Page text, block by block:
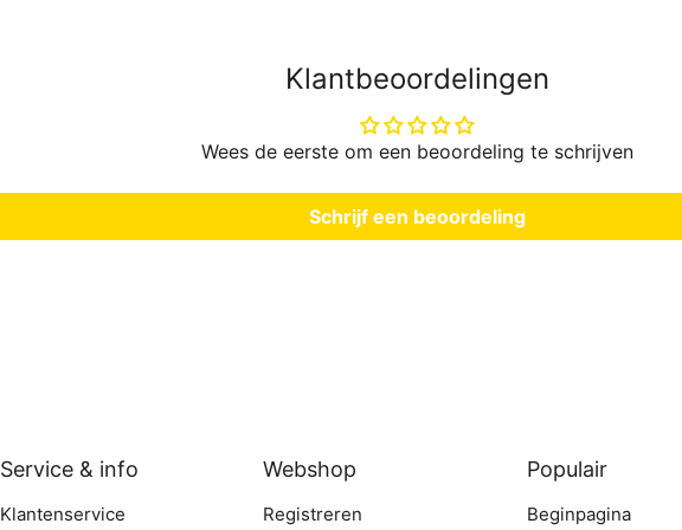
Klantbeoordelingen
Wees de eerste om een beoordeling te schrijven
Schrijf een beoordeling
Service & info
Klantenservice
Webshop
Registreren
Populair
Beginpagina